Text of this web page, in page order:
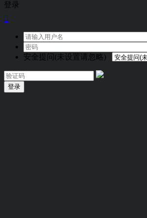
登录

安全提问(未设置请忽略)
登录